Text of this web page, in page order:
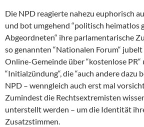
Die NPD reagierte nahezu euphorisch
und bot umgehend “politisch heimatlos
Abgeordneten“ ihre parlamentarische
so genannten “Nationalen Forum“
Online-Gemeinde über “kostenlose PR“
“Initialzündung“, die “auch andere dazu
NPD – wenngleich auch erst mal
Zumindest die Rechtsextremisten
unterstellt werden – um die Identität
Zusatzstimmen.